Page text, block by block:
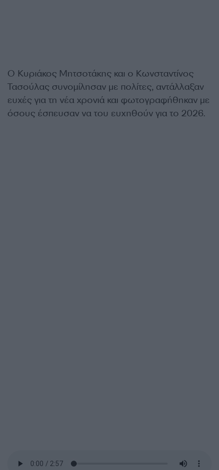
Ο Κυριάκος Μητσοτάκης και ο Κωνσταντίνος
Τασούλας συνομίλησαν με πολίτες, αντάλλαξαν
ευχές για τη νέα χρονιά και φωτογραφήθηκαν με
όσους έσπευσαν να του ευχηθούν για το 2026.